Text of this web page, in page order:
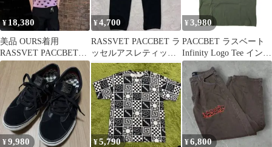
¥ 18,380
美品 OURS着用
RASSVET PACCBET
HEART POLO L
¥4,700
RASSVET PACCBET ラ
ッセルアスレティック
イージースウェットパ
ンツ
¥ 3,980
PACCBET ラスベート
Infinity Logo Tee インフ
ィニティ―ロゴTシャ
ツ XL Dark Green 半袖
プリント Gosha
Rubchinskiy トップス
g27640
¥9,980 ¥5,790 ¥6,800